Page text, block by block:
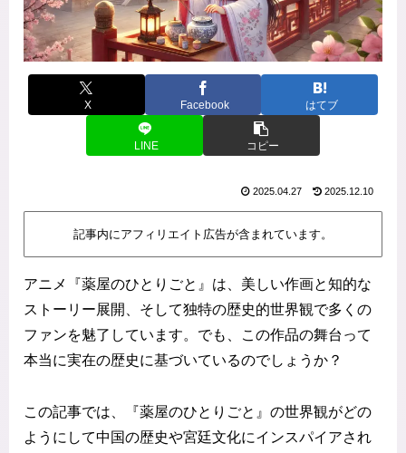
X Facebook はてブ
LINE コピー
2025.04.27 2025.12.10
記事内にアフィリエイト広告が含まれています。
アニメ『薬屋のひとりごと』は、美しい作画と知的な
ストーリー展開、そして独特の歴史的世界観で多くの
ファンを魅了しています。でも、この作品の舞台って
本当に実在の歴史に基づいているのでしょうか？
この記事では、『薬屋のひとりごと』の世界観がどの
ようにして中国の歴史や宮廷文化にインスパイアされ